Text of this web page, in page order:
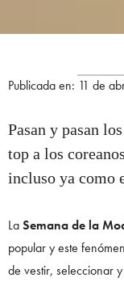
Publicada en: 11 de
Pasan y pasan
top a los
incluso ya como
LaSemana de la
popular y este
de vestir, seleccionar